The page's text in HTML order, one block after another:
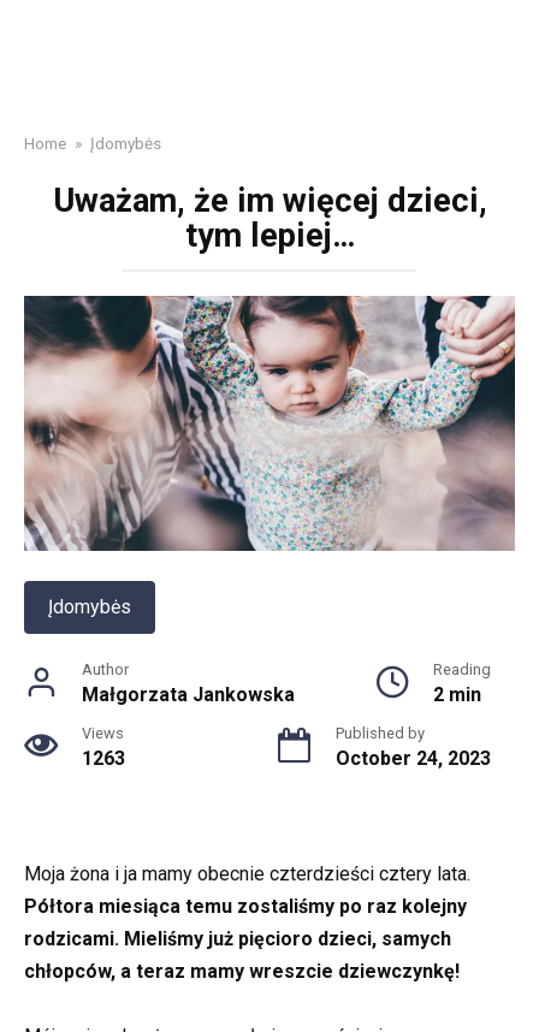
Home » Įdomybės
Uważam, że im więcej dzieci,
tym lepiej…
Įdomybės
Author
Małgorzata Jankowska
Reading
2 min
Views
1263
Published by
October 24, 2023
Moja żona i ja mamy obecnie czterdzieści cztery lata.
Półtora miesiąca temu zostaliśmy po raz kolejny
rodzicami. Mieliśmy już pięcioro dzieci, samych
chłopców, a teraz mamy wreszcie dziewczynkę!